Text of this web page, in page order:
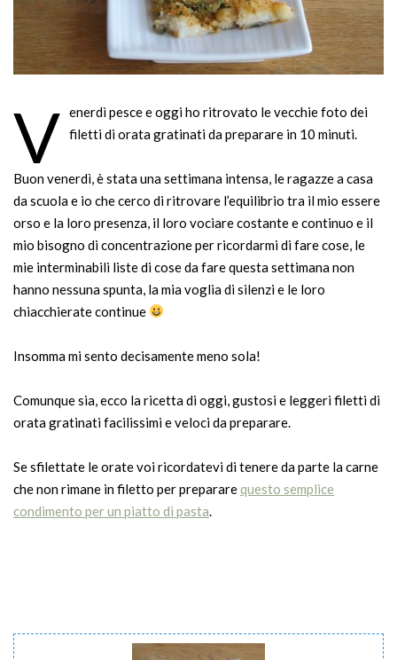
V enerdì pesce e oggi ho ritrovato le vecchie foto dei
filetti di orata gratinati da preparare in 10 minuti.
Buon venerdì, è stata una settimana intensa, le ragazze a casa
da scuola e io che cerco di ritrovare l’equilibrio tra il mio essere
orso e la loro presenza, il loro vociare costante e continuo e il
mio bisogno di concentrazione per ricordarmi di fare cose, le
mie interminabili liste di cose da fare questa settimana non
hanno nessuna spunta, la mia voglia di silenzi e le loro
chiacchierate continue
Insomma mi sento decisamente meno sola!
Comunque sia, ecco la ricetta di oggi, gustosi e leggeri filetti di
orata gratinati facilissimi e veloci da preparare.
Se sfilettate le orate voi ricordatevi di tenere da parte la carne
che non rimane in filetto per prepararequesto semplice
condimento per un piatto di pasta.